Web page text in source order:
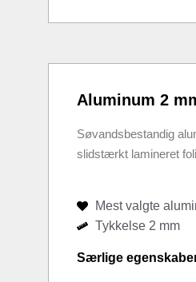
Aluminum 2
Søvandsbestandig
slidstærkt lamineret
Mest valgte
Tykkelse 2 mm
Særlige